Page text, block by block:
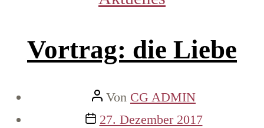
Vortrag: die Liebe
Beitragsautor
Von CG ADMIN
Veröffentlichungsdatum
27. Dezember 2017